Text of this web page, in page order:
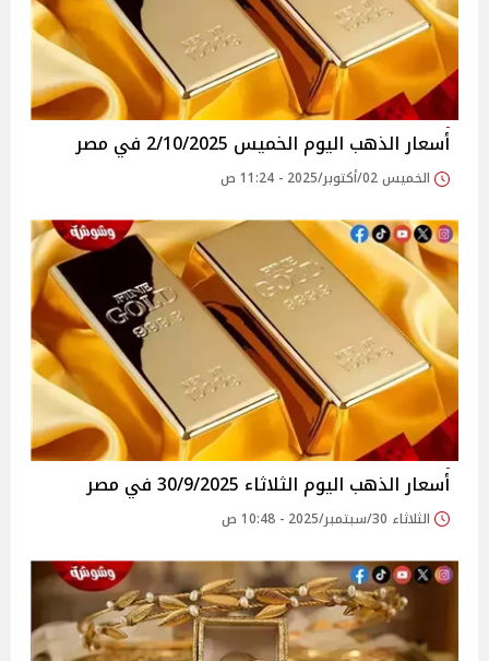
أسعار الذهب اليوم الخميس 2/10/2025 في مصر
الخميس 02/أكتوبر/2025 - 11:24 ص
أسعار الذهب اليوم الثلاثاء 30/9/2025 في مصر
الثلاثاء 30/سبتمبر/2025 - 10:48 ص